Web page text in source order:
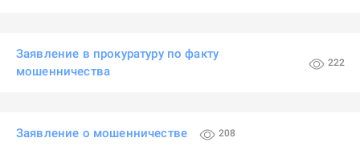
Заявление в прокуратуру по факту
мошенничества
222
Заявление о мошенничестве 208